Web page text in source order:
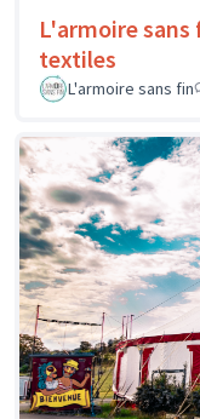
L'armoire
textiles
L'armoire sans fin